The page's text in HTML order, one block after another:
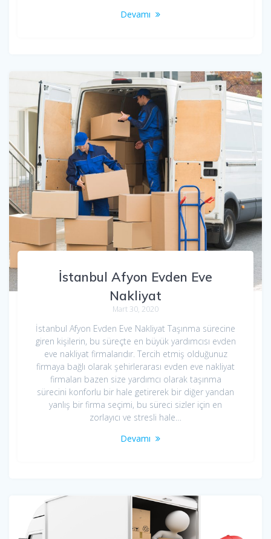
Devamı
İstanbul Afyon Evden Eve
Nakliyat
Mart 30, 2020
İstanbul Afyon Evden Eve Nakliyat Taşınma sürecine
giren kişilerin, bu süreçte en büyük yardımcısı evden
eve nakliyat firmalarıdır. Tercih etmiş olduğunuz
firmaya bağlı olarak şehirlerarası evden eve nakliyat
firmaları bazen size yardımcı olarak taşınma
sürecini konforlu bir hale getirerek bir diğer yandan
yanlış bir firma seçimi, bu süreci sizler için en
zorlayıcı ve stresli hale…
Devamı